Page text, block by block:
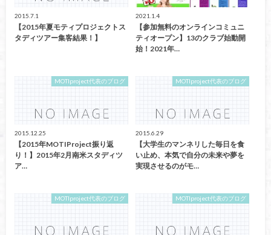
2015.7.1
【2015年夏モティプロジェクトス
タディツアー集客結果！】
2021.1.4
【参加無料のオンラインコミュニ
ティオープン】13のクラブ始動開
始！2021年…
MOTIproject代表のブログ
2015.12.25
【2015年MOTIProject振り返
り！】2015年2月南米スタディツ
ア…
MOTIproject代表のブログ
2015.6.29
【大学生のマンネリした毎日を食
い止め、本気で自分の未来や夢を
実現させるのがモ…
MOTIproject代表のブログ MOTIproject代表のブログ